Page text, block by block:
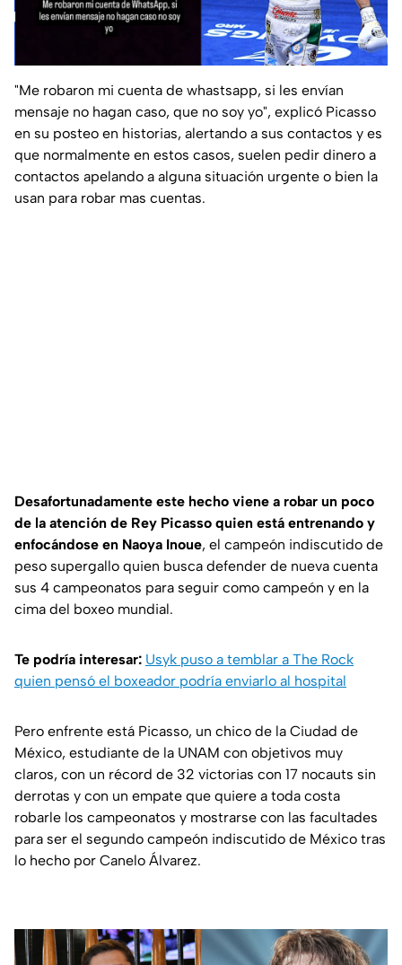
"Me robaron mi cuenta de whastsapp, si les envían
mensaje no hagan caso, que no soy yo", explicó Picasso
en su posteo en historias, alertando a sus contactos y es
que normalmente en estos casos, suelen pedir dinero a
contactos apelando a alguna situación urgente o bien la
usan para robar mas cuentas.
Desafortunadamente este hecho viene a robar un poco
de la atención de Rey Picasso quien está entrenando y
enfocándose en Naoya Inoue, el campeón indiscutido de
peso supergallo quien busca defender de nueva cuenta
sus 4 campeonatos para seguir como campeón y en la
cima del boxeo mundial.
Te podría interesar: Usyk puso a temblar a The Rock
quien pensó el boxeador podría enviarlo al hospital
Pero enfrente está Picasso, un chico de la Ciudad de
México, estudiante de la UNAM con objetivos muy
claros, con un récord de 32 victorias con 17 nocauts sin
derrotas y con un empate que quiere a toda costa
robarle los campeonatos y mostrarse con las facultades
para ser el segundo campeón indiscutido de México tras
lo hecho por Canelo Álvarez.